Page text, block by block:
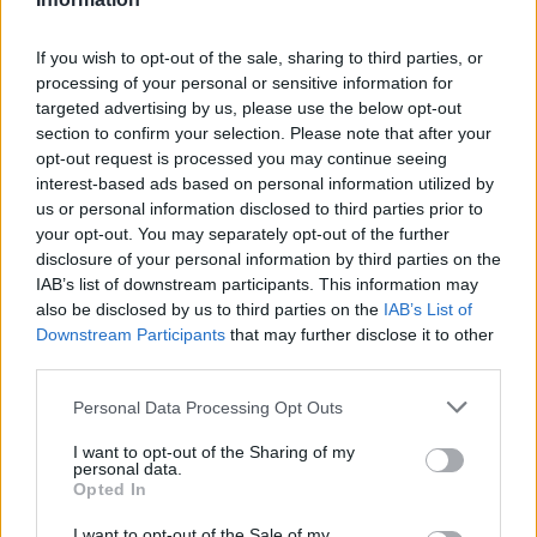
If you wish to opt-out of the sale, sharing to third parties, or
processing of your personal or sensitive information for
targeted advertising by us, please use the below opt-out
section to confirm your selection. Please note that after your
opt-out request is processed you may continue seeing
interest-based ads based on personal information utilized by
us or personal information disclosed to third parties prior to
your opt-out. You may separately opt-out of the further
disclosure of your personal information by third parties on the
IAB’s list of downstream participants. This information may
also be disclosed by us to third parties on the IAB’s List of
Downstream Participants that may further disclose it to other
Please note that this website/app uses one or more Google
not limited to your visit or usage behaviour. You may click to
grant or deny consent to Google and its third-party tags to
use your data for below specified purposes in below Google
consent section.
Personal Data Processing Opt Outs
I want to opt-out of the Sharing of my
personal data.
Opted In
— Giorgos Patoulis (@gpatoulis)June 23,
2018
«Σε αυτόν τον ιερό χώρο που ξεκίνησε η ιατρική
συγκεντρωθήκαμε γιατροί από όλο τον κόσμο
για να τιμήσουμε τον μεγάλο δάσκαλο και να
θυμηθούμε την ηθική της επιστήμης μας κατά τον
Ιπποκράτη που δεν πρέπει ποτέ να λησμονούμε»,
είπε ο κ. Πατούλης.
Πηγή: ΑΠΕ – ΜΠΕ
ΔΙΑΦΗΜΙΣΗ